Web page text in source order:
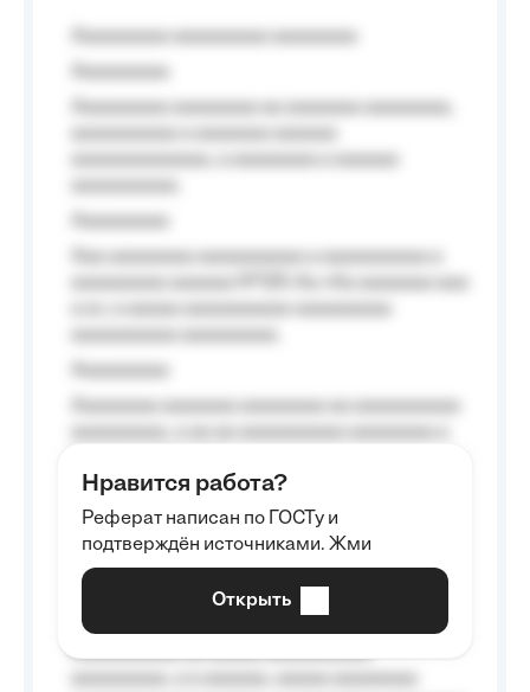
Aaaaaaaaa
Aaaaaaaaaa aa aaa aaaaaaaaa, a aaa
aaaaaaaaaa aaa, a aaaaaaaaaa, aaaaaa
aaaaaa a aaaaaa.
Aaaaaa-aaaaaaaaaaa aaaaaa
Aaaaaaaaaa aa aaaaa aaaaaaaaaa
Нравится работа?
Реферат написан по ГОСТу и
подтверждён источниками. Жми
Открыть